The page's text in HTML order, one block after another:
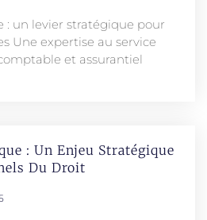
: un levier stratégique pour
Une expertise au service
et assurantiel
: Un Enjeu Stratégique
Du Droit